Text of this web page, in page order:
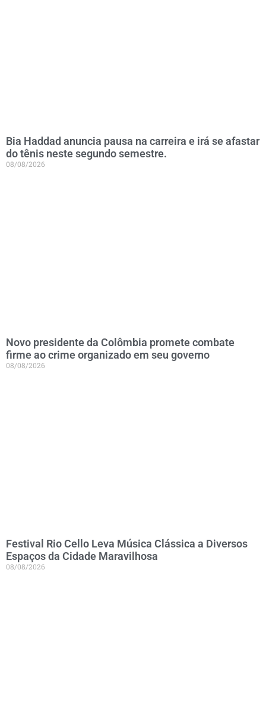
Bia Haddad anuncia pausa na carreira e irá se afastar
do tênis neste segundo semestre.
08/08/2026
Novo presidente da Colômbia promete combate
firme ao crime organizado em seu governo
08/08/2026
Festival Rio Cello Leva Música Clássica a Diversos
Espaços da Cidade Maravilhosa
08/08/2026